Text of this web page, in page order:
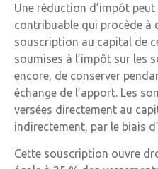
Une réduction d’impôt
contribuable qui procède à
souscription au capital de
soumises à l’impôt sur les
encore, de conserver
échange de l’apport. Les
versées directement au
indirectement, par le biais
Cette souscription ouvre